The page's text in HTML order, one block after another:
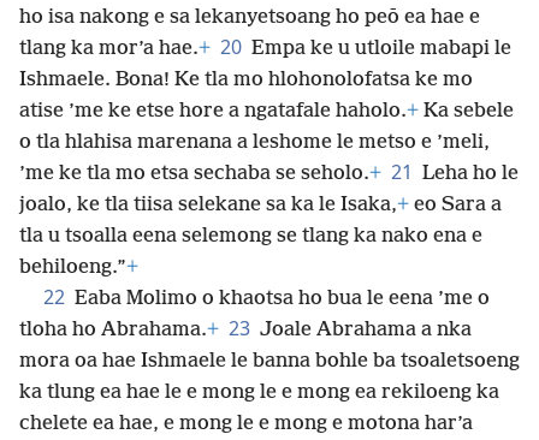
ho isa nakong e sa lekanyetsoang ho peō ea hae e
tlang ka mor’a hae.+ 20 Empa ke u utloile mabapi le
Ishmaele. Bona! Ke tla mo hlohonolofatsa ke mo
atise ’me ke etse hore a ngatafale haholo.+ Ka sebele
o tla hlahisa marenana a leshome le metso e ’meli,
’me ke tla mo etsa sechaba se seholo.+ 21 Leha ho le
joalo, ke tla tiisa selekane sa ka le Isaka,+ eo Sara a
tla u tsoalla eena selemong se tlang ka nako ena e
behiloeng.”+
22 Eaba Molimo o khaotsa ho bua le eena ’me o
tloha ho Abrahama.+ 23 Joale Abrahama a nka
mora oa hae Ishmaele le banna bohle ba tsoaletsoeng
ka tlung ea hae le e mong le e mong ea rekiloeng ka
chelete ea hae, e mong le e mong e motona har’a